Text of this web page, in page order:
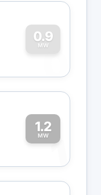
0.9
MW
0
1.2
MW1